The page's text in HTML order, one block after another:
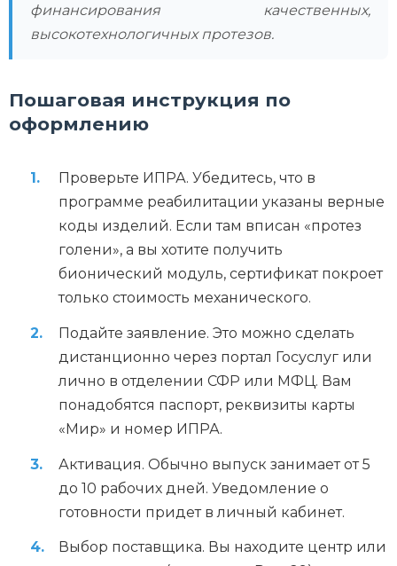
финансирования качественных,
высокотехнологичных протезов.
Пошаговая инструкция по
оформлению
Проверьте ИПРА. Убедитесь, что в
программе реабилитации указаны верные
коды изделий. Если там вписан «протез
голени», а вы хотите получить
бионический модуль, сертификат покроет
только стоимость механического.
Подайте заявление. Это можно сделать
дистанционно через портал Госуслуг или
лично в отделении СФР или МФЦ. Вам
понадобятся паспорт, реквизиты карты
«Мир» и номер ИПРА.
Активация. Обычно выпуск занимает от 5
до 10 рабочих дней. Уведомление о
готовности придет в личный кабинет.
Выбор поставщика. Вы находите центр или